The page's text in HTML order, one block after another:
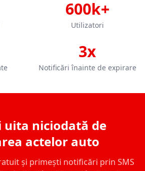
600k+
Utilizatori
3x
Notificări înainte de expirare
uita niciodată de
actelor auto
și primești notificări prin SMS